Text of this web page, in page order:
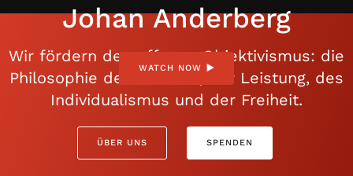
Johan Anderberg
WATCH NOW
Wir fördern den offenen Objektivismus: die
Philosophie der Vernunft, der Leistung, des
Individualismus und der Freiheit.
ÜBER UNS SPENDEN